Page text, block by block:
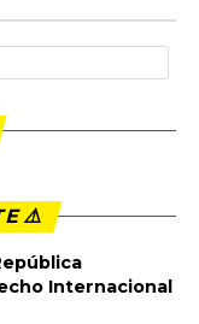
⚠️️
Internacional